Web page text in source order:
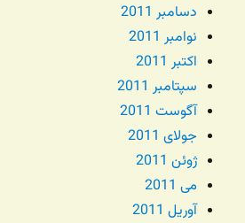
دسامبر 2011
نوامبر 2011
اکتبر 2011
سپتامبر 2011
آگوست 2011
جولای 2011
ژوئن 2011
می 2011
آوریل 2011